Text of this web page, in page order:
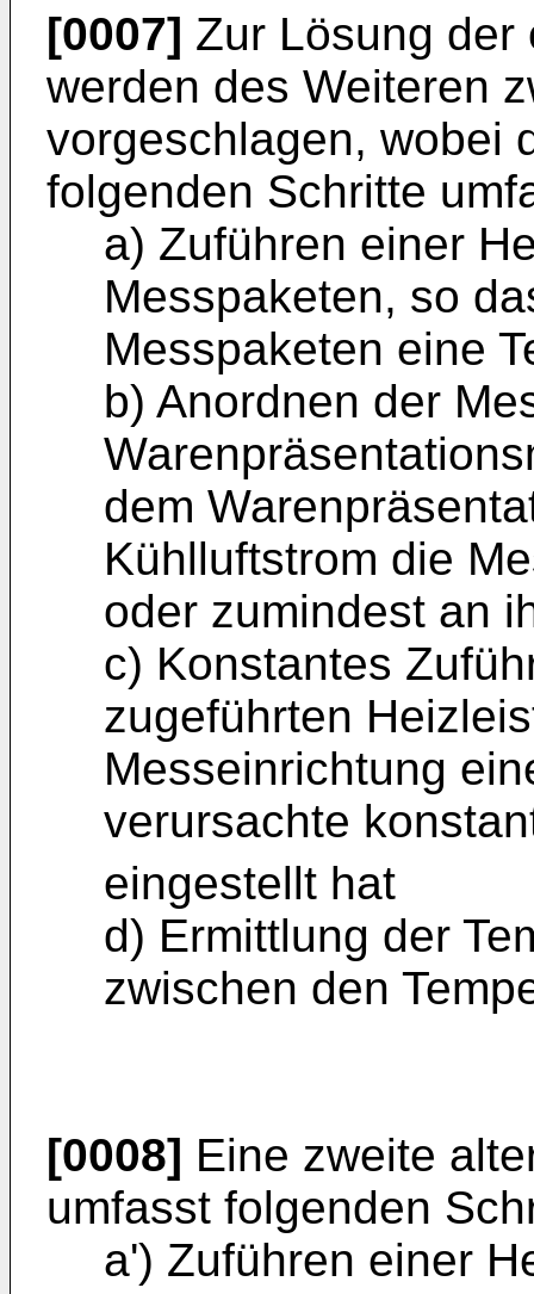
[0007] Zur Lösung der
werden des Weiteren
vorgeschlagen, wobei
folgenden Schritte
a) Zuführen einer
Messpaketen, so
Messpaketen eine
b) Anordnen der
dem
Kühlluftstrom die
oder zumindest an
c) Konstantes
zugeführten
Messeinrichtung
verursachte
eingestellt hat
d) Ermittlung der
zwischen den
[0008] Eine zweite
umfasst folgenden
a') Zuführen einer